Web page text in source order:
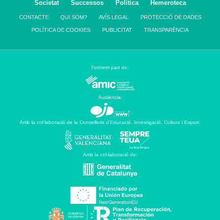
Societat
Successos Política Hemeroteca
CONTACTE QUI SOM? AVÍS LEGAL PROTECCIÓ DE DADES
POLÍTICA DE COOKIES PUBLICITAT TRANSPARÈNCIA
Formem part de:
Audiència:
Amb la col·laboració de la Conselleria d’Educació, Investigació, Cultura i Esport:
Amb la col·laboració de: